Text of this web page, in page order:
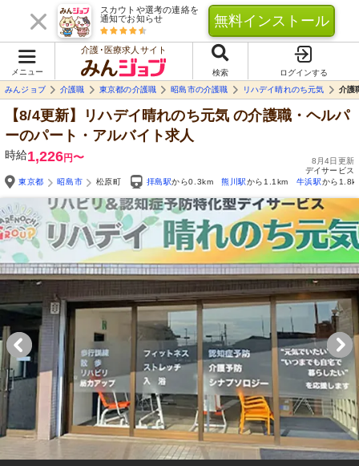
スカウトや選考の連絡を
通知でお知らせ
無料インストール
メニュー
介護･医療求人サイト
検索
ログインする
みんジョブ
介護職 東京都の介護職 昭島市の介護職 リハデイ晴れのち元気 介護
【8/4更新】リハデイ晴れのち元気 の介護職・ヘルパ
ーのパート・アルバイト求人
時給1,226円〜
8月4日更新
デイサービス
東京都
昭島市 松原町 拝島駅から0.3km 熊川駅から1.1km 牛浜駅から